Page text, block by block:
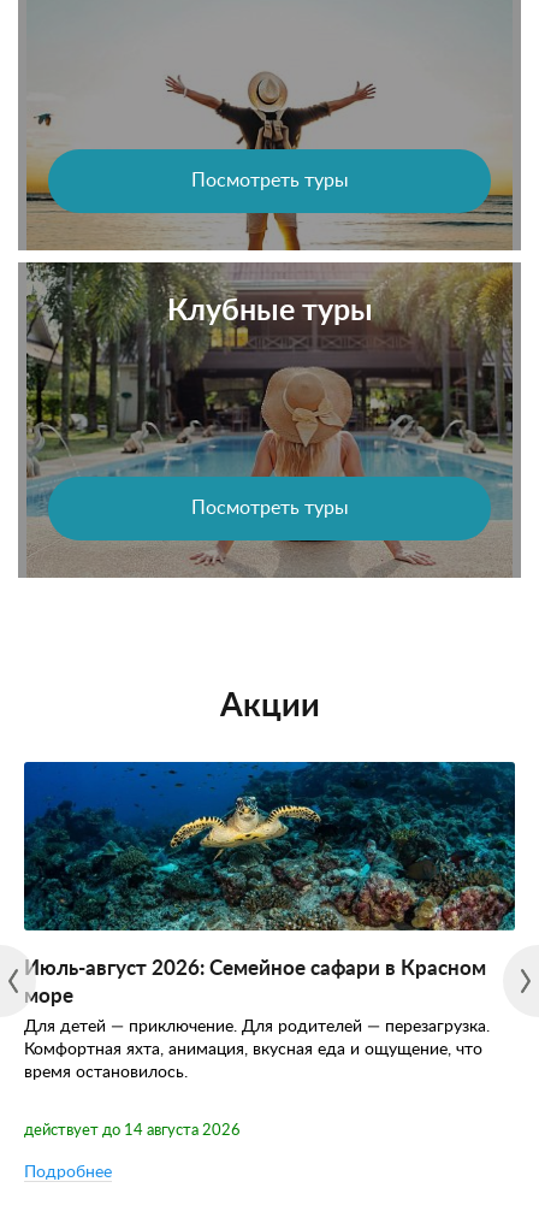
Посмотреть туры
Клубные туры
Посмотреть туры
Акции
Июль-август 2026: Семейное сафари в Красном
море
Для детей — приключение. Для родителей — перезагрузка.
Комфортная яхта, анимация, вкусная еда и ощущение, что
время остановилось.
действует до 14 августа 2026
Подробнее